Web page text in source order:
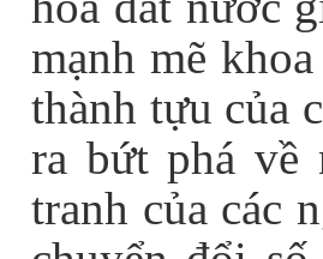
mạnh mẽ
thành tựu của
ra bứt phá về
tranh của các